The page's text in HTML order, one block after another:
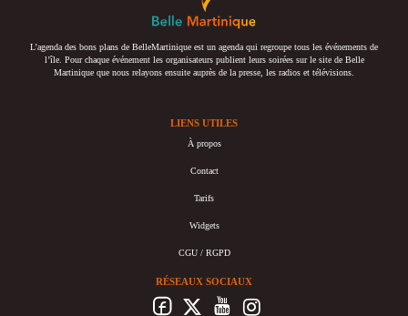
L’agenda des bons plans de BelleMartinique est un agenda qui regroupe tous les événements de
l’île. Pour chaque événement les organisateurs publient leurs soirées sur le site de Belle
Martinique que nous relayons ensuite auprès de la presse, les radios et télévisions.
LIENS UTILES
À propos
Contact
Tarifs
Widgets
CGU / RGPD
RÉSEAUX SOCIAUX